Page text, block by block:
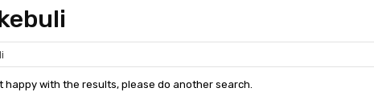
happy with the results, please do another search.